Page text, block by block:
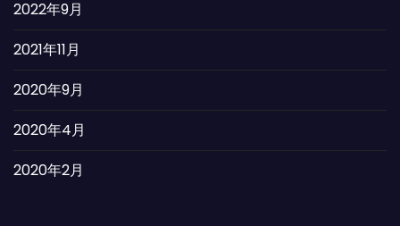
2022年9月
2021年11月
2020年9月
2020年4月
2020年2月